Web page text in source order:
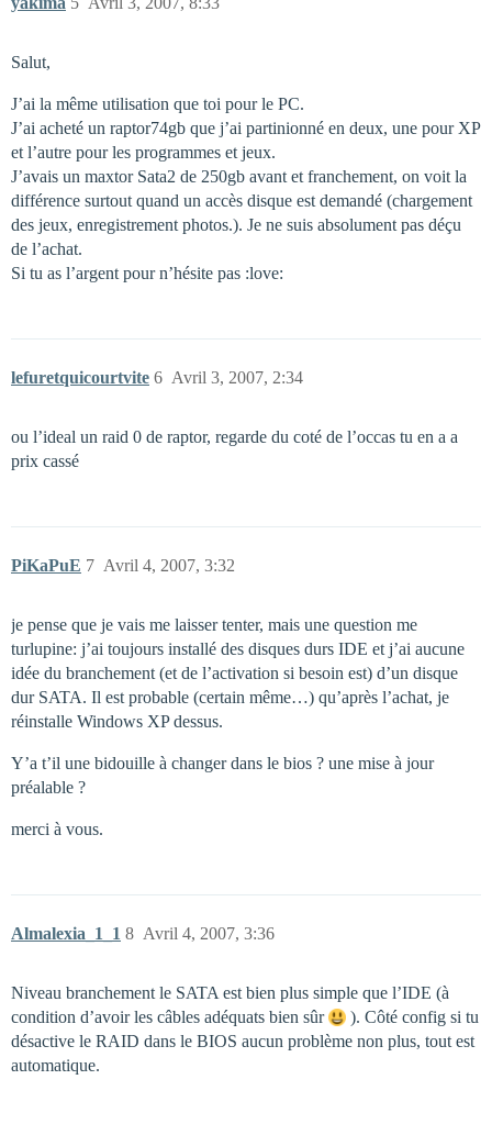
Salut,
J’ai la même utilisation que toi pour le PC.
J’ai acheté un raptor74gb que j’ai partinionné en deux, une pour XP
et l’autre pour les programmes et jeux.
J’avais un maxtor Sata2 de 250gb avant et franchement, on voit la
différence surtout quand un accès disque est demandé (chargement
des jeux, enregistrement photos.). Je ne suis absolument pas déçu
de l’achat.
Si tu as l’argent pour n’hésite pas :love:
lefuretquicourtvite Avril 3, 2007, 2:34
6
ou l’ideal un raid 0 de raptor, regarde du coté de l’occas tu en a a
prix cassé
PiKaPuE Avril 4, 2007, 3:32
7
je pense que je vais me laisser tenter, mais une question me
turlupine: j’ai toujours installé des disques durs IDE et j’ai aucune
idée du branchement (et de l’activation si besoin est) d’un disque
dur SATA. Il est probable (certain même…) qu’après l’achat, je
réinstalle Windows XP dessus.
Y’a t’il une bidouille à changer dans le bios ? une mise à jour
préalable ?
merci à vous.
Almalexia_1_1 Avril 4, 2007, 3:36
8
Niveau branchement le SATA est bien plus simple que l’IDE (à
condition d’avoir les câbles adéquats bien sûr
). Côté config si tu
désactive le RAID dans le BIOS aucun problème non plus, tout est
automatique.